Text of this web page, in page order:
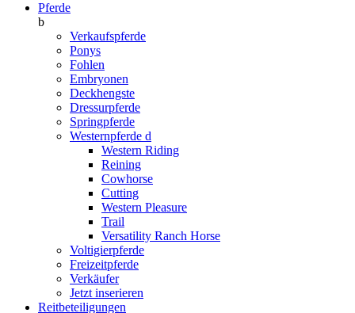
Pferde
b
Verkaufspferde
Ponys
Fohlen
Embryonen
Deckhengste
Dressurpferde
Springpferde
Westernpferde d
Western Riding
Reining
Cowhorse
Cutting
Western Pleasure
Trail
Versatility Ranch Horse
Voltigierpferde
Freizeitpferde
Verkäufer
Jetzt inserieren
Reitbeteiligungen